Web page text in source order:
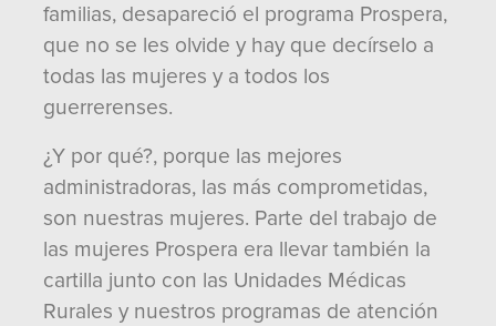
familias, desapareció el programa Prospera,
que no se les olvide y hay que decírselo a
todas las mujeres y a todos los
guerrerenses.
¿Y por qué?, porque las mejores
administradoras, las más comprometidas,
son nuestras mujeres. Parte del trabajo de
las mujeres Prospera era llevar también la
cartilla junto con las Unidades Médicas
Rurales y nuestros programas de atención